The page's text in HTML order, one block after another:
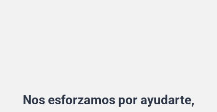
Nos esforzamos por ayudarte,